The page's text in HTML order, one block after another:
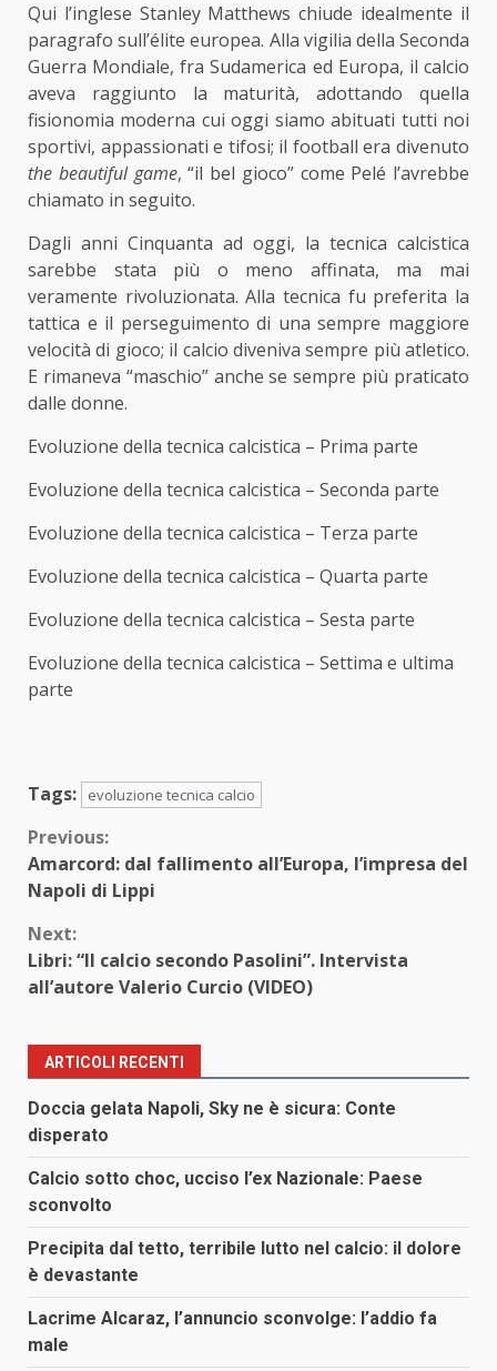
Qui l’inglese Stanley Matthews chiude idealmente il
paragrafo sull’élite europea. Alla vigilia della Seconda
Guerra Mondiale, fra Sudamerica ed Europa, il calcio
aveva raggiunto la maturità, adottando quella
fisionomia moderna cui oggi siamo abituati tutti noi
sportivi, appassionati e tifosi; il football era divenuto
the beautiful game, “il bel gioco” come Pelé l’avrebbe
chiamato in seguito.
Dagli anni Cinquanta ad oggi, la tecnica calcistica
sarebbe stata più o meno affinata, ma mai
veramente rivoluzionata. Alla tecnica fu preferita la
tattica e il perseguimento di una sempre maggiore
velocità di gioco; il calcio diveniva sempre più atletico.
E rimaneva “maschio” anche se sempre più praticato
dalle donne.
Evoluzione della tecnica calcistica – Prima parte
Evoluzione della tecnica calcistica – Seconda parte
Evoluzione della tecnica calcistica – Terza parte
Evoluzione della tecnica calcistica – Quarta parte
Evoluzione della tecnica calcistica – Sesta parte
Evoluzione della tecnica calcistica – Settima e ultima
parte
Tags: evoluzione tecnica calcio
Continue
Reading
Previous:
Amarcord: dal fallimento all’Europa, l’impresa del
Napoli di Lippi
Next:
Libri: “Il calcio secondo Pasolini”. Intervista
all’autore Valerio Curcio (VIDEO)
ARTICOLI RECENTI
Doccia gelata Napoli, Sky ne è sicura: Conte
disperato
Calcio sotto choc, ucciso l’ex Nazionale: Paese
sconvolto
Precipita dal tetto, terribile lutto nel calcio: il dolore
è devastante
Lacrime Alcaraz, l’annuncio sconvolge: l’addio fa
male